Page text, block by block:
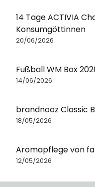
14 Tage ACTIVIA
Konsumgöttinnen
20/06/2026
Fußball WM Box
14/06/2026
brandnooz Classic
18/05/2026
Aromapflege von
12/05/2026